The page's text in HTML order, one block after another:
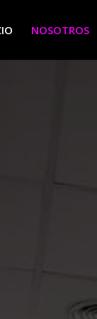
NOSOTROS